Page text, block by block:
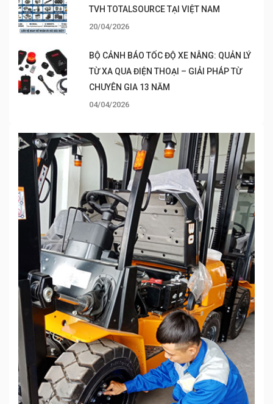
TVH TOTALSOURCE TẠI VIỆT NAM
20/04/2026
BỘ CẢNH BÁO TỐC ĐỘ XE NÂNG: QUẢN LÝ
TỪ XA QUA ĐIỆN THOẠI – GIẢI PHÁP TỪ
CHUYÊN GIA 13 NĂM
04/04/2026